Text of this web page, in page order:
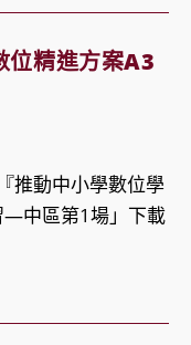
位精進方案A3
推動中小學數位學
—中區第1場」下載